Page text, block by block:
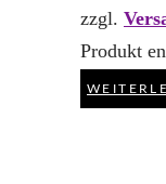
zzgl.
Produkt